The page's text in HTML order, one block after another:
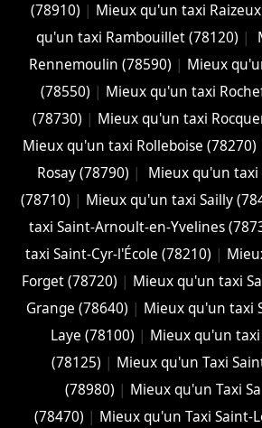
(78910) | Mieux qu'un taxi
qu'un taxi Rambouillet (78120) |
Rennemoulin (78590) | Mieux
(78550) | Mieux qu'un taxi
(78730) | Mieux qu'un taxi
Mieux qu'un taxi Rolleboise (78270)
Rosay (78790) |
Mieux qu'un taxi
(78710) | Mieux qu'un taxi Sailly
taxi Saint-Arnoult-en-Yvelines
taxi Saint-Cyr-l'École (78210) |
Forget (78720) | Mieux qu'un taxi
Grange (78640) | Mieux qu'un taxi
Laye (78100) | Mieux qu'un
(78125) | Mieux qu'un Taxi
(78980) | Mieux qu'un Taxi
(78470) | Mieux qu'un Taxi Saint-